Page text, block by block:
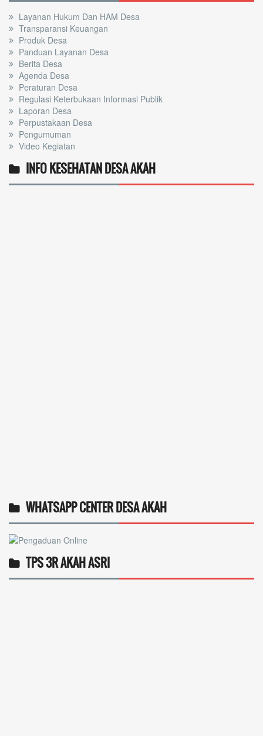
Layanan Hukum Dan HAM Desa
Transparansi Keuangan
Produk Desa
Panduan Layanan Desa
Berita Desa
Agenda Desa
Peraturan Desa
Regulasi Keterbukaan Informasi Publik
Laporan Desa
Perpustakaan Desa
Pengumuman
Video Kegiatan
INFO KESEHATAN DESA AKAH
WHATSAPP CENTER DESA AKAH
TPS 3R AKAH ASRI